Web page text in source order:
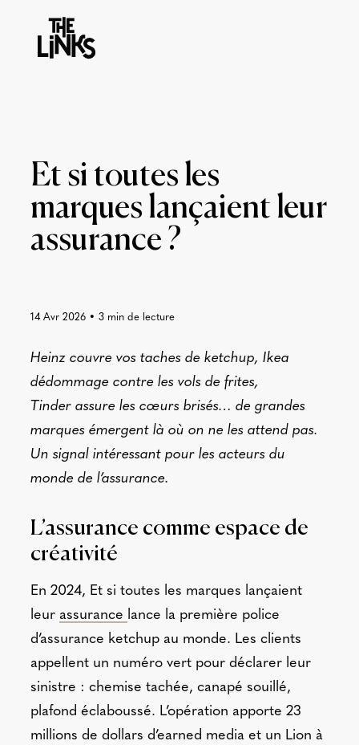
Et si toutes les
marques lançaient leur
assurance ?
14 Avr 2026• 3 min de lecture
Heinz couvre vos taches de ketchup, Ikea
dédommage contre les vols de frites,
Tinder assure les cœurs brisés… de grandes
marques émergent là où on ne les attend pas.
Un signal intéressant pour les acteurs du
monde de l’assurance.
L’assurance comme espace de
créativité
En 2024, Et si toutes les marques lançaient
leur assurance lance la première police
d’assurance ketchup au monde. Les clients
appellent un numéro vert pour déclarer leur
sinistre : chemise tachée, canapé souillé,
plafond éclaboussé. L’opération apporte 23
millions de dollars d’earned media et un Lion à